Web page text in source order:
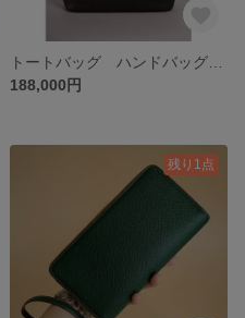
188,000円
残り1点